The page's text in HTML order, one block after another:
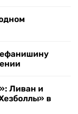
Ливан и
в